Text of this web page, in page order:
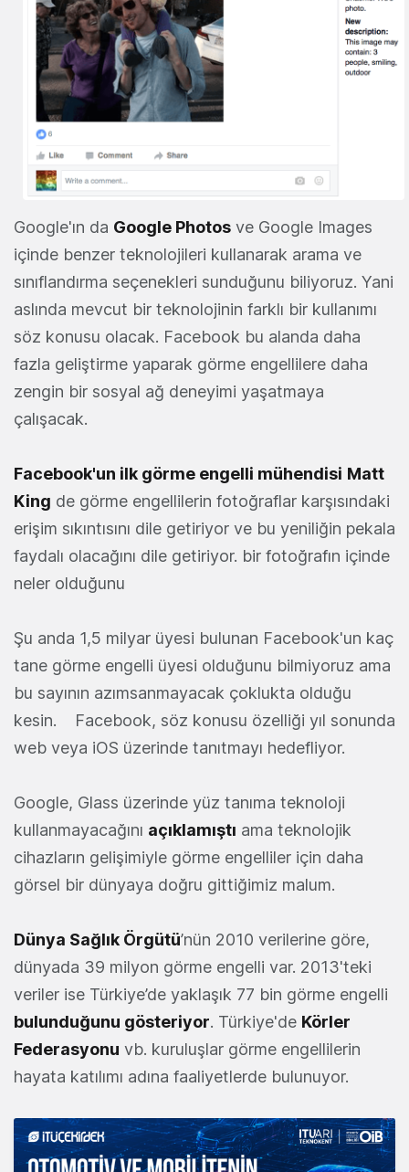
Google'ın da Google Photos ve Google Images
içinde benzer teknolojileri kullanarak arama ve
sınıflandırma seçenekleri sunduğunu biliyoruz. Yani
aslında mevcut bir teknolojinin farklı bir kullanımı
söz konusu olacak. Facebook bu alanda daha
fazla geliştirme yaparak görme engellilere daha
zengin bir sosyal ağ deneyimi yaşatmaya
çalışacak.
Facebook'un ilk görme engelli mühendisi Matt
King de görme engellilerin fotoğraflar karşısındaki
erişim sıkıntısını dile getiriyor ve bu yeniliğin pekala
faydalı olacağını dile getiriyor. bir fotoğrafın içinde
neler olduğunu
Şu anda 1,5 milyar üyesi bulunan Facebook'un kaç
tane görme engelli üyesi olduğunu bilmiyoruz ama
bu sayının azımsanmayacak çoklukta olduğu
kesin. Facebook, söz konusu özelliği yıl sonunda
web veya iOS üzerinde tanıtmayı hedefliyor.
Google, Glass üzerinde yüz tanıma teknoloji
kullanmayacağını açıklamıştı ama teknolojik
cihazların gelişimiyle görme engelliler için daha
görsel bir dünyaya doğru gittiğimiz malum.
Dünya Sağlık Örgütü’nün 2010 verilerine göre,
dünyada 39 milyon görme engelli var. 2013'teki
veriler ise Türkiye’de yaklaşık 77 bin görme engelli
bulunduğunu gösteriyor. Türkiye'de Körler
Federasyonu vb. kuruluşlar görme engellilerin
hayata katılımı adına faaliyetlerde bulunuyor.